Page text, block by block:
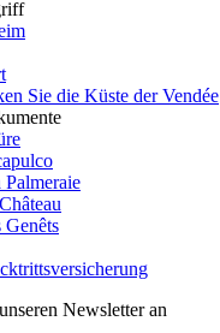
Sie die Küste der Vendée
Genêts
Newsletter an